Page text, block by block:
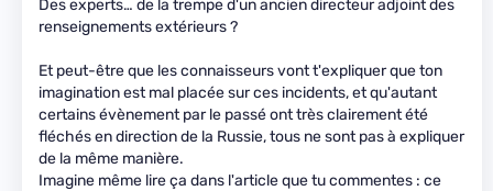
Des experts… de la trempe d'un ancien directeur adjoint des
renseignements extérieurs ?
Et peut-être que les connaisseurs vont t'expliquer que ton
imagination est mal placée sur ces incidents, et qu'autant
certains évènement par le passé ont très clairement été
fléchés en direction de la Russie, tous ne sont pas à expliquer
de la même manière.
Imagine même lire ça dans l'article que tu commentes : ce